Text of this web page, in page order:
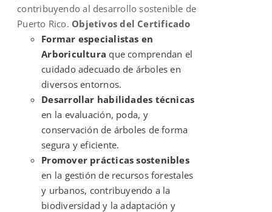
contribuyendo al desarrollo sostenible de
Puerto Rico. Objetivos del Certificado
Formar especialistas en
Arboriculturaque comprendan el
cuidado adecuado de árboles en
diversos entornos.
Desarrollar habilidades técnicas
en la evaluación, poda, y
conservación de árboles de forma
segura y eficiente.
Promover prácticas sostenibles
en la gestión de recursos forestales
y urbanos, contribuyendo a la
biodiversidad y la adaptación y